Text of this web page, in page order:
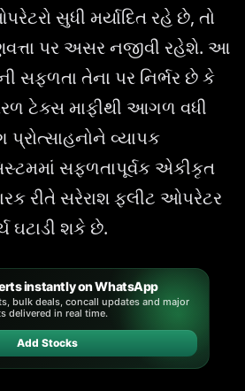
સુધી મર્યાદિત રહે છે, તો
પર અસર નજીવી રહેશે. આ
સફળતા તેના પર નિર્ભર છે કે
ટેક્સ માફીથી આગળ વધી
વ્યાપક
સફળતાપૂર્વક એકીકૃત
રીતે સરેરાશ ફ્લીટ ઓપરેટર
ઘટાડી શકે છે.
instantly on WhatsApp
bulk deals, concall updates and major
delivered in real time.
Add Stocks